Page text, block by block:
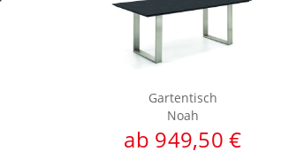
Gartentisch
Noah
ab 949,50 €